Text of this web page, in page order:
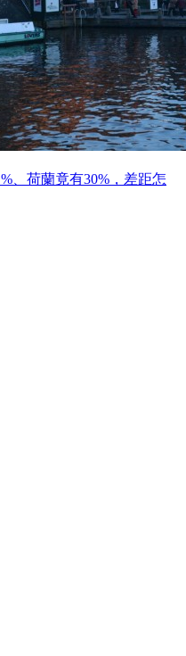
、荷蘭竟有30%，差距怎